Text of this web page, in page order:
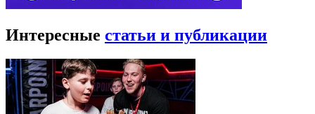
Интересные статьи и публикации